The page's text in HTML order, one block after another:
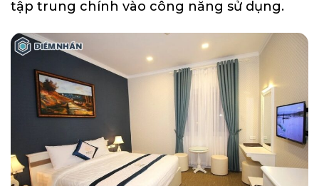
tập trung chính vào công năng sử dụng.